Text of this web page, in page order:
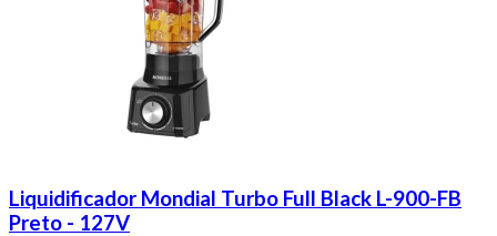
Liquidificador Mondial Turbo Full Black L-900-FB
Preto - 127V